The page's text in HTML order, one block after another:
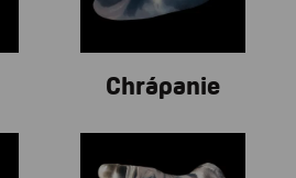
Chrápanie